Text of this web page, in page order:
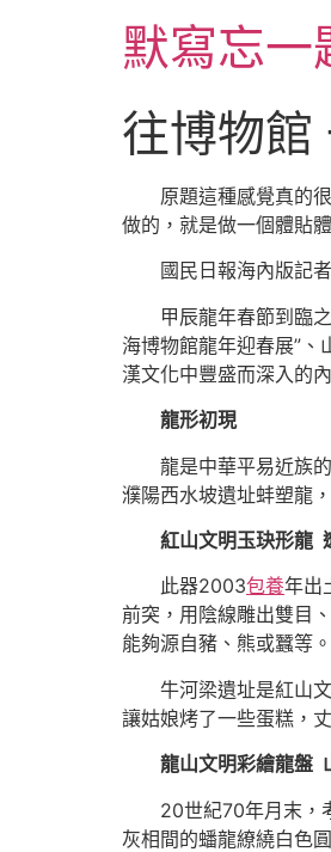
默寫忘一
往博物館
原題這種感覺真的很
做的，就是做一個體貼
國民日報海內版記者
甲辰龍年春節到臨之
海博物館龍年迎春展”
漢文化中豐盛而深入的
龍形初現
龍是中華平易近族的
濮陽西水坡遺址蚌塑龍
紅山文明玉玦形龍
此器2003包養年出
前突，用陰線雕出雙目
能夠源自豬、熊或蠶等。
牛河梁遺址是紅山文
讓姑娘烤了一些蛋糕，
龍山文明彩繪龍盤
20世紀70年月末，考
灰相間的蟠龍繚繞白色